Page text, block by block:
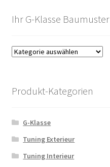
Ihr G-Klasse Baumuster
Produkt-Kategorien
G-Klasse
Tuning Exterieur
Tuning Interieur